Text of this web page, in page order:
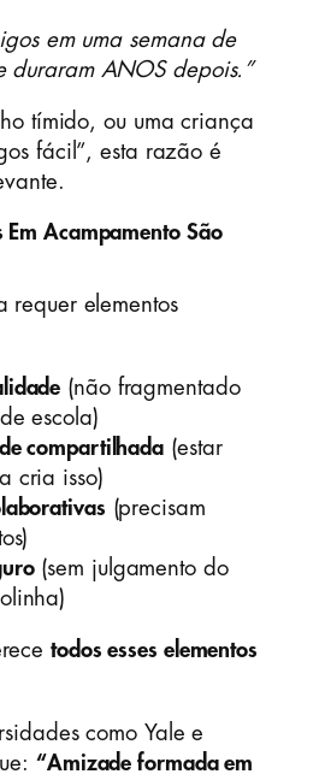
em uma semana de
duraram ANOS depois.”
tímido, ou uma criança
fácil”, esta razão é
Em Acampamento São
requer elementos
(não fragmentado
escola)
compartilhada (estar
cria isso)
(precisam
(sem julgamento do
todos esses elementos
como Yale e
“Amizade formada em